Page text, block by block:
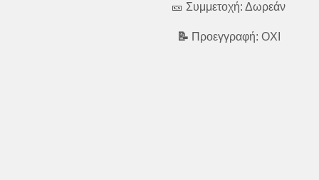
🎫 Συμμετοχή: Δωρεάν
📝 Προεγγραφή: ΟΧΙ